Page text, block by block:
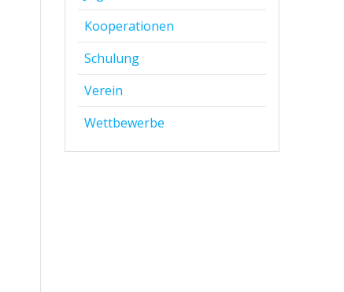
Kooperationen
Schulung
Verein
Wettbewerbe